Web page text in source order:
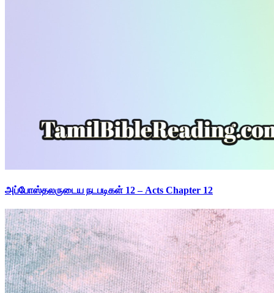
அப்போஸ்தலருடைய நடபடிகள் 12 – Acts Chapter 12